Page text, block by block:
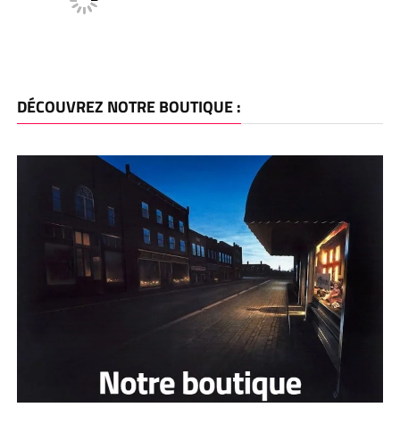
DÉCOUVREZ NOTRE BOUTIQUE :